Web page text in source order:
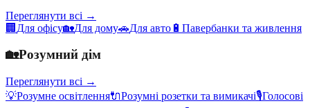
Переглянути всі →
🏢 Для офісу🏡Для дому🚗Для авто 🔋 Павербанки та живлення
🏡Розумний дім
Переглянути всі →
💡Розумне освітлення🔌Розумні розетки та вимикачі🎙️Голосові